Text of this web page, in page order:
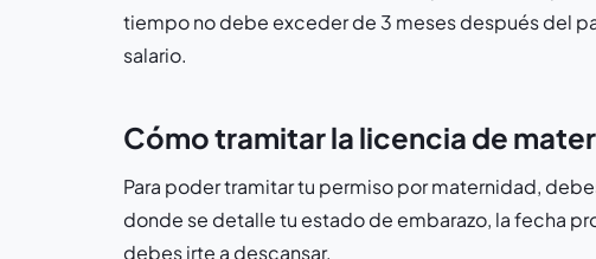
tiempo no debe exceder de 3 meses después del
salario.
Cómo tramitar la licencia de
Para poder tramitar tu permiso por maternidad,
donde se detalle tu estado de embarazo, la fecha
debes irte a descansar.